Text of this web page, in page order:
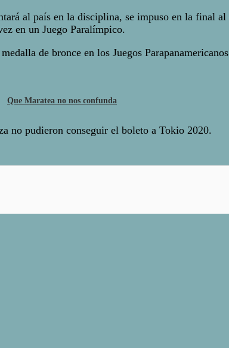
al país en la disciplina, se impuso en la final
en un Juego Paralímpico.
de bronce en los Juegos
Que Maratea no nos confunda
no pudieron conseguir el boleto a Tokio 2020.